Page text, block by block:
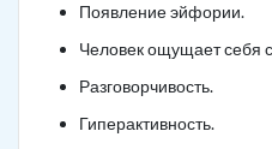
Появление эйфории.
Человек ощущает себя
Разговорчивость.
Гиперактивность.